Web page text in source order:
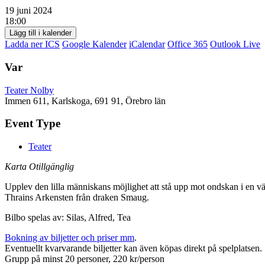
19 juni 2024
18:00
Lägg till i kalender
Ladda ner ICS Google Kalender iCalendar Office 365 Outlook Live
Var
Teater Nolby
Immen 611, Karlskoga, 691 91, Örebro län
Event Type
Teater
Karta Otillgänglig
Upplev den lilla människans möjlighet att stå upp mot ondskan i en
Thrains Arkensten från draken Smaug.
Bilbo spelas av: Silas, Alfred, Tea
Bokning av biljetter och priser mm.
Eventuellt kvarvarande biljetter kan även köpas direkt på spelplatsen.
Grupp på minst 20 personer, 220 kr/person